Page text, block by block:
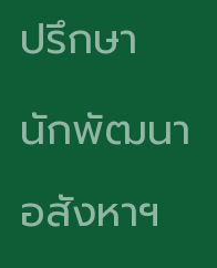
ปรึกษา
นักพัฒนา
อสังหาฯ